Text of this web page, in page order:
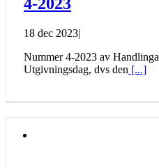
4-2023
18 dec 2023|
Nummer 4-2023 av
Utgivningsdag, dvs den [...]